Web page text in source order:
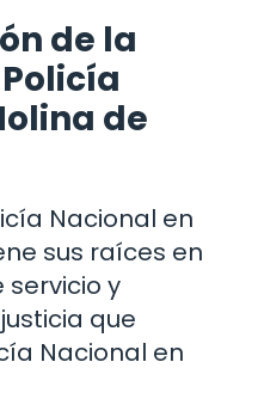
de la
de
Nacional en
sus raíces en
y
que
Nacional en